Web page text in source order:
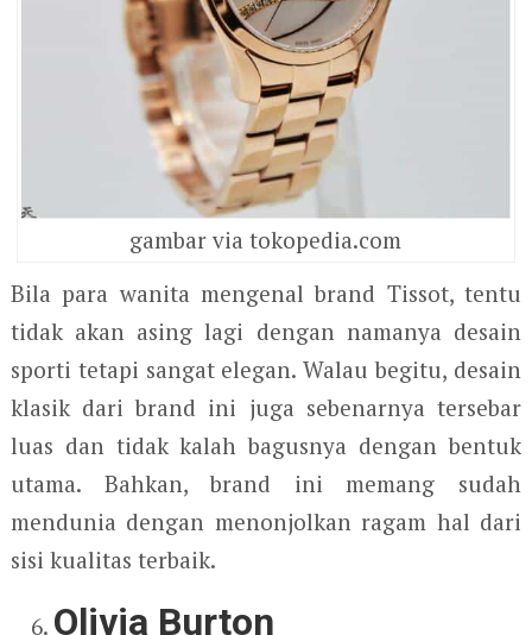
gambar via tokopedia.com
Bila para wanita mengenal brand Tissot, tentu
tidak akan asing lagi dengan namanya desain
sporti tetapi sangat elegan. Walau begitu, desain
klasik dari brand ini juga sebenarnya tersebar
luas dan tidak kalah bagusnya dengan bentuk
utama. Bahkan, brand ini memang sudah
mendunia dengan menonjolkan ragam hal dari
sisi kualitas terbaik.
Olivia Burton